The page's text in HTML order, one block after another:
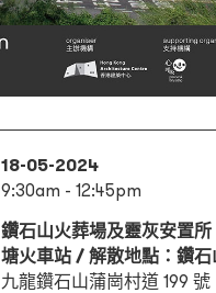
18-05-2024
9:30am - 12:45pm
鑽石山火葬場及靈灰安置
塘火車站 / 解散地點：鑽石
九龍鑽石山蒲崗村道 199 號